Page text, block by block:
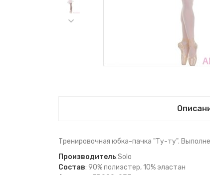
Тренировочная юбка-пачка "Ту-ту".
Производитель:Solo
Состав: 90% полиэстер, 10% эластан